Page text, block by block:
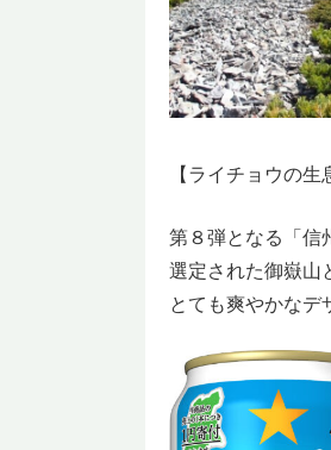
【ライチョウの生
第８弾となる「信
選定された御嶽山
とても爽やかなデ